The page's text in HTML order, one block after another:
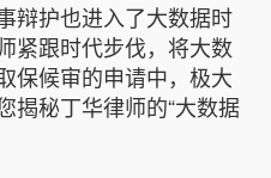
辩护也进入了大数据时
紧跟时代步伐，将大数
保候审的申请中，极大
揭秘丁华律师的“大数据